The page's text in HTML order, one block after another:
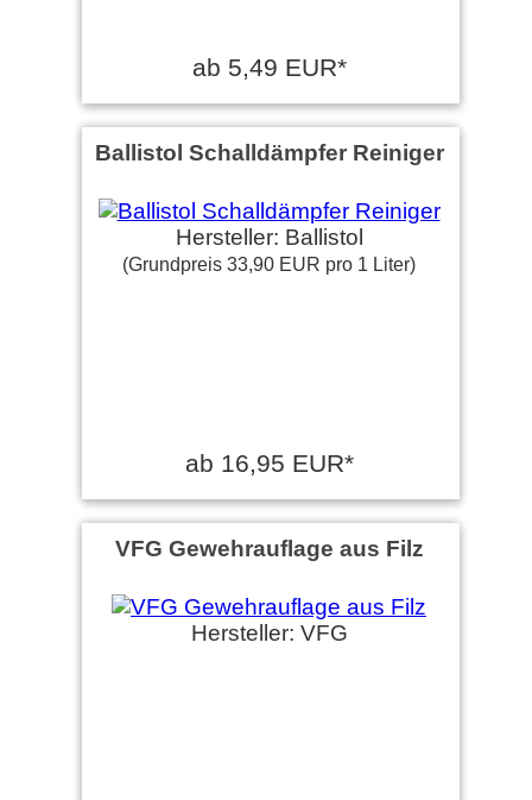
ab 5,49 EUR*
Ballistol Schalldämpfer Reiniger
Hersteller: Ballistol
(Grundpreis 33,90 EUR pro 1 Liter)
ab 16,95 EUR*
VFG Gewehrauflage aus Filz
Hersteller: VFG